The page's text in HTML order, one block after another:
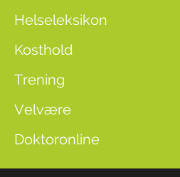
Helseleksikon
Kosthold
Trening
Velvære
Doktoronline